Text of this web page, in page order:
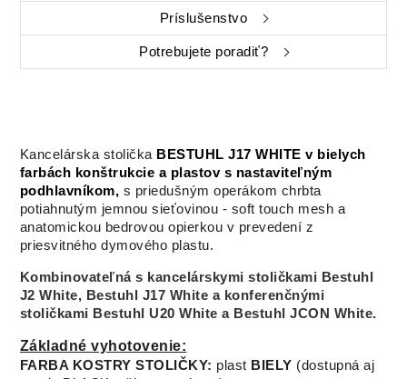
Príslušenstvo
Potrebujete poradiť?
Kancelárska stolička BESTUHL J17 WHITE v bielych
farbách konštrukcie a plastov s nastaviteľným
podhlavníkom, s priedušným operákom chrbta
potiahnutým jemnou sieťovinou - soft touch mesh a
anatomickou bedrovou opierkou v prevedení z
priesvitného dymového plastu.
Kombinovateľná s kancelárskymi stoličkami Bestuhl
J2 White, Bestuhl J17 White a konferenčnými
stoličkami Bestuhl U20 White a Bestuhl JCON White.
Základné vyhotovenie:
FARBA KOSTRY STOLIČKY: plast BIELY (dostupná aj